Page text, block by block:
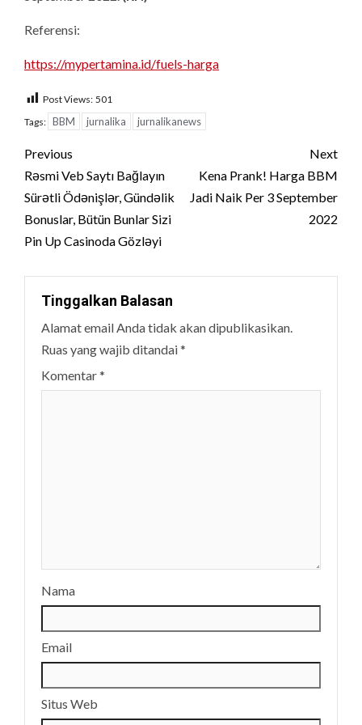
Referensi:
https://mypertamina.id/fuels-harga
Post Views: 501
Tags: BBM jurnalika jurnalikanews
Post
navigation
Previous
Rəsmi Veb Saytı Bağlayın️
Sürətli Ödənişlər, Gündəlik
Bonuslar, Bütün Bunlar Sizi
Pin Up Casinoda Gözləyi
Next
Kena Prank! Harga BBM
Jadi Naik Per 3 September
2022
Tinggalkan Balasan
Alamat email Anda tidak akan dipublikasikan.
Ruas yang wajib ditandai*
Komentar*
Nama
Email
Situs Web